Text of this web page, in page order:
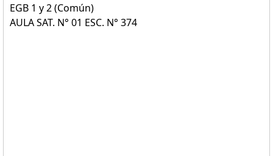
EGB 1 y 2 (Común)
AULA SAT. N° 01 ESC. N° 374